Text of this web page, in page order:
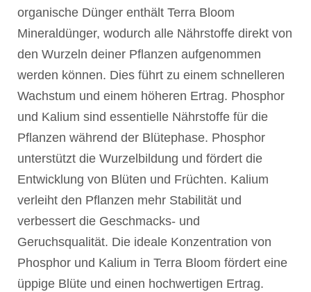
organische Dünger enthält Terra Bloom
Mineraldünger, wodurch alle Nährstoffe direkt von
den Wurzeln deiner Pflanzen aufgenommen
werden können. Dies führt zu einem schnelleren
Wachstum und einem höheren Ertrag. Phosphor
und Kalium sind essentielle Nährstoffe für die
Pflanzen während der Blütephase. Phosphor
unterstützt die Wurzelbildung und fördert die
Entwicklung von Blüten und Früchten. Kalium
verleiht den Pflanzen mehr Stabilität und
verbessert die Geschmacks- und
Geruchsqualität. Die ideale Konzentration von
Phosphor und Kalium in Terra Bloom fördert eine
üppige Blüte und einen hochwertigen Ertrag.